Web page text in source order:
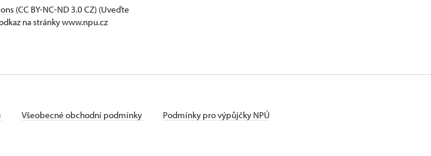
(CC BY-NC-ND 3.0 CZ) (Uveďte
na stránky www.npu.cz
Všeobecné obchodní podmínky
Podmínky pro výpůjčky NPÚ